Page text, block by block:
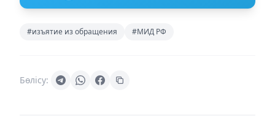
#изъятие из обращения #МИД РФ
Бөлісу: